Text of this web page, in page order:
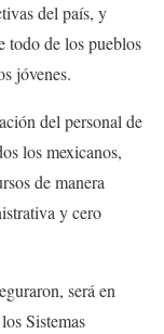
del país, y
todo de los pueblos
jóvenes.
del personal de
los mexicanos,
de manera
y cero
será en
Sistemas